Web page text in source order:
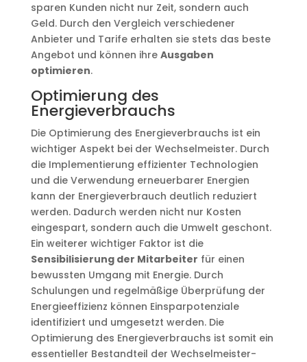
sparen Kunden nicht nur Zeit, sondern auch
Geld. Durch den Vergleich verschiedener
Anbieter und Tarife erhalten sie stets das beste
Angebot und können ihre Ausgaben
optimieren.
Optimierung des
Energieverbrauchs
Die Optimierung des Energieverbrauchs ist ein
wichtiger Aspekt bei der Wechselmeister. Durch
die Implementierung effizienter Technologien
und die Verwendung erneuerbarer Energien
kann der Energieverbrauch deutlich reduziert
werden. Dadurch werden nicht nur Kosten
eingespart, sondern auch die Umwelt geschont.
Ein weiterer wichtiger Faktor ist die
Sensibilisierung der Mitarbeiter für einen
bewussten Umgang mit Energie. Durch
Schulungen und regelmäßige Überprüfung der
Energieeffizienz können Einsparpotenziale
identifiziert und umgesetzt werden. Die
Optimierung des Energieverbrauchs ist somit ein
essentieller Bestandteil der Wechselmeister-